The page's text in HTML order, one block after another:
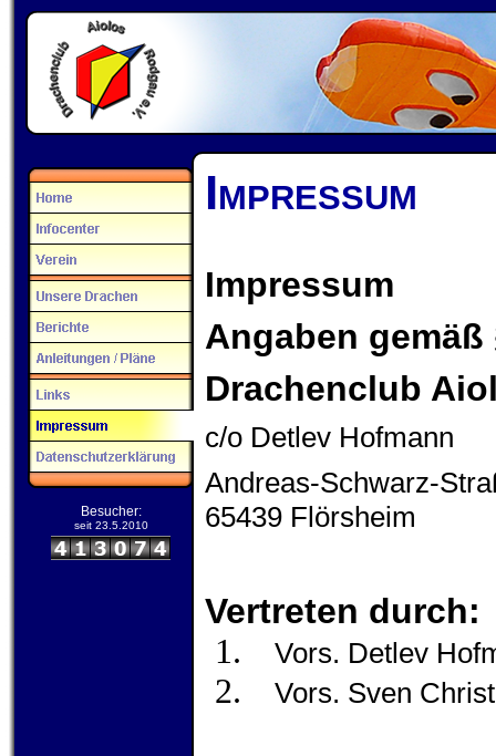
Besucher:
seit 23.5.2010
Impressum
Impressum
Angaben gemäß
Drachenclub
c/o Detlev Hofmann
Andreas-Schwarz-
65439 Flörsheim
Vertreten durch:
1. Vors. Detlev
2. Vors. Sven